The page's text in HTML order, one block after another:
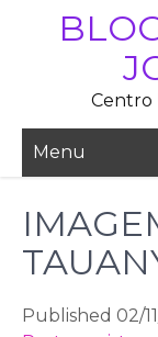
Centro
Menu
Published 02/